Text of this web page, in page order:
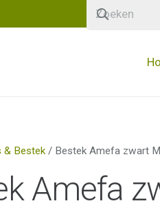
& Bestek/ Bestek Amefa zwart
Amefa